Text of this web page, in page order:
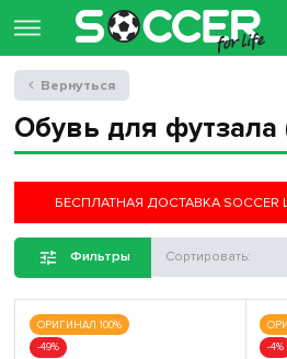
Обувь для футзала
БЕСПЛАТНАЯ ДОСТАВКА SOCCER
Фильтры Сортировать:
ОРИГИНАЛ 100%
-49%
-4%
Вернуться